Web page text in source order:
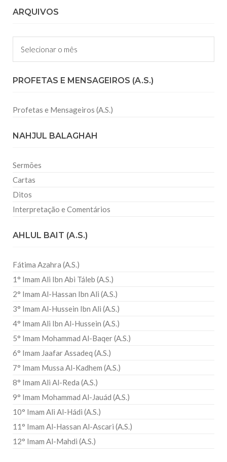
ARQUIVOS
Arquivos
PROFETAS E MENSAGEIROS (A.S.)
Profetas e Mensageiros (A.S.)
NAHJUL BALAGHAH
Sermões
Cartas
Ditos
Interpretação e Comentários
AHLUL BAIT (A.S.)
Fátima Azahra (A.S.)
1° Imam Ali Ibn Abi Táleb (A.S.)
2° Imam Al-Hassan Ibn Ali (A.S.)
3° Imam Al-Hussein Ibn Ali (A.S.)
4° Imam Ali Ibn Al-Hussein (A.S.)
5° Imam Mohammad Al-Baqer (A.S.)
6° Imam Jaafar Assadeq (A.S.)
7° Imam Mussa Al-Kadhem (A.S.)
8° Imam Ali Al-Reda (A.S.)
9° Imam Mohammad Al-Jauád (A.S.)
10° Imam Ali Al-Hádi (A.S.)
11° Imam Al-Hassan Al-Ascari (A.S.)
12° Imam Al-Mahdi (A.S.)